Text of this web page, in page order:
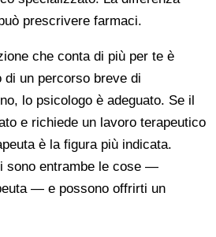
prescrivere farmaci.
che conta di più per te è
un percorso breve di
lo psicologo è adeguato. Se il
e richiede un lavoro terapeutico
è la figura più indicata.
sono entrambe le cose —
— e possono offrirti un